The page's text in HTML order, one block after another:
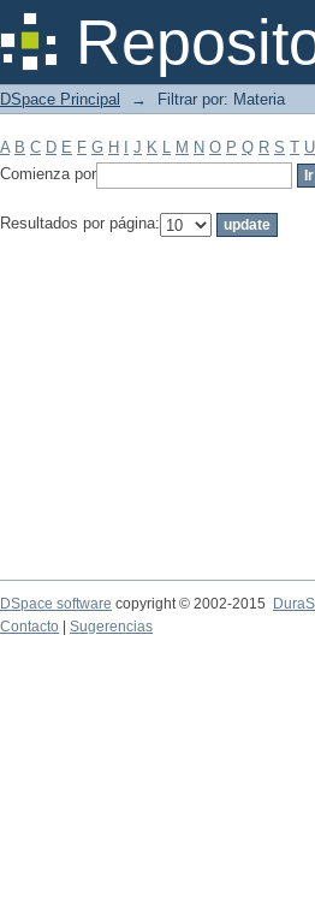
Filtrar por: Materia
DSpace Principal → Filtrar por: Materia
A B C D E F G H J K L M N O P Q R S T U
Comienza por
Resultados por página:
DSpace software copyright © 2002-2015
Contacto
Sugerencias